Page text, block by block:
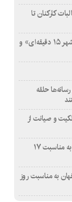
کارکنان تا
لزوم بازنگری در طرح جامع کاشان با رویکرد «شهر ۱۵ دقیقه‌ای» و
حلقه
و صیانت از
پیام تبریک مدیرعامل شرکت گاز استان اصفهان به مناسبت ۱۷
به مناسبت روز